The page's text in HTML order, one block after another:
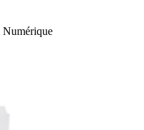
Numérique